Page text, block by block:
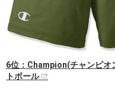
6位：Champion(チャンピ
トボール